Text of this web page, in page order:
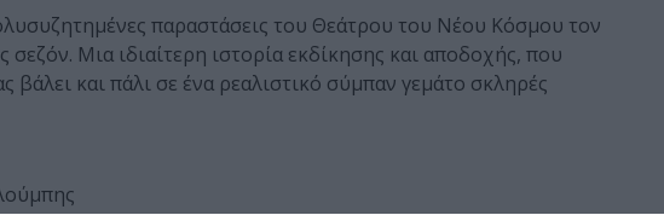
παραστάσεις του Θεάτρου του Νέου Κόσμου τον
Μια ιδιαίτερη ιστορία εκδίκησης και αποδοχής, που
και πάλι σε ένα ρεαλιστικό σύμπαν γεμάτο σκληρές